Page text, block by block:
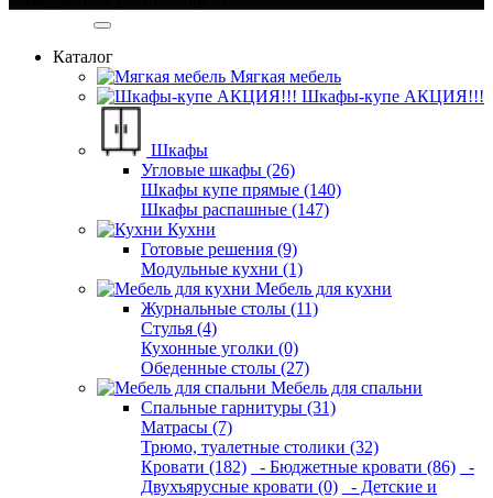
Каталог
Мягкая мебель
Шкафы-купе АКЦИЯ!!!
Шкафы
Угловые шкафы (26)
Шкафы купе прямые (140)
Шкафы распашные (147)
Кухни
Готовые решения (9)
Модульные кухни (1)
Мебель для кухни
Журнальные столы (11)
Стулья (4)
Кухонные уголки (0)
Обеденные столы (27)
Мебель для спальни
Спальные гарнитуры (31)
Матрасы (7)
Трюмо, туалетные столики (32)
Кровати (182)
- Бюджетные кровати (86)
-
Двухъярусные кровати (0)
- Детские и